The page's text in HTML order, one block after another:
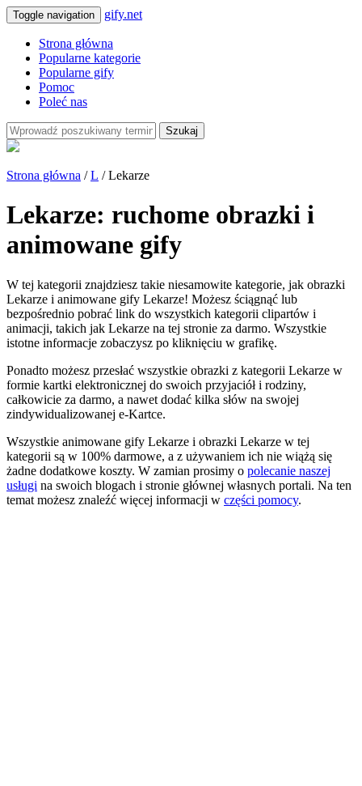
Toggle navigation gify.net
Strona główna
Popularne kategorie
Popularne gify
Pomoc
Poleć nas
Szukaj
Strona główna /L / Lekarze
Lekarze: ruchome obrazki i
animowane gify
W tej kategorii znajdziesz takie niesamowite kategorie, jak obrazki
Lekarze i animowane gify Lekarze! Możesz ściągnąć lub
bezpośrednio pobrać link do wszystkich kategorii clipartów i
animacji, takich jak Lekarze na tej stronie za darmo. Wszystkie
istotne informacje zobaczysz po kliknięciu w grafikę.
Ponadto możesz przesłać wszystkie obrazki z kategorii Lekarze w
formie kartki elektronicznej do swoich przyjaciół i rodziny,
całkowicie za darmo, a nawet dodać kilka słów na swojej
zindywidualizowanej e-Kartce.
Wszystkie animowane gify Lekarze i obrazki Lekarze w tej
kategorii są w 100% darmowe, a z używaniem ich nie wiążą się
żadne dodatkowe koszty. W zamian prosimy o polecanie naszej
usługi na swoich blogach i stronie głównej własnych portali. Na ten
temat możesz znaleźć więcej informacji w części pomocy.